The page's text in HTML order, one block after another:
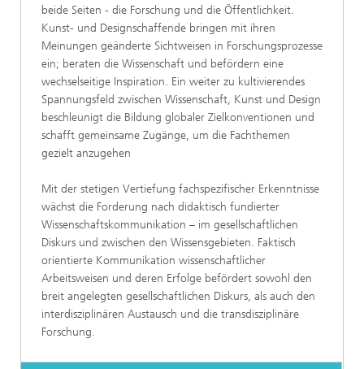
beide Seiten - die Forschung und die Öffentlichkeit.
Kunst- und Designschaffende bringen mit ihren
Meinungen geänderte Sichtweisen in Forschungsprozesse
ein; beraten die Wissenschaft und befördern eine
wechselseitige Inspiration. Ein weiter zu kultivierendes
Spannungsfeld zwischen Wissenschaft, Kunst und Design
beschleunigt die Bildung globaler Zielkonventionen und
schafft gemeinsame Zugänge, um die Fachthemen
gezielt anzugehen
Mit der stetigen Vertiefung fachspezifischer Erkenntnisse
wächst die Forderung nach didaktisch fundierter
Wissenschaftskommunikation – im gesellschaftlichen
Diskurs und zwischen den Wissensgebieten. Faktisch
orientierte Kommunikation wissenschaftlicher
Arbeitsweisen und deren Erfolge befördert sowohl den
breit angelegten gesellschaftlichen Diskurs, als auch den
interdisziplinären Austausch und die transdisziplinäre
Forschung.